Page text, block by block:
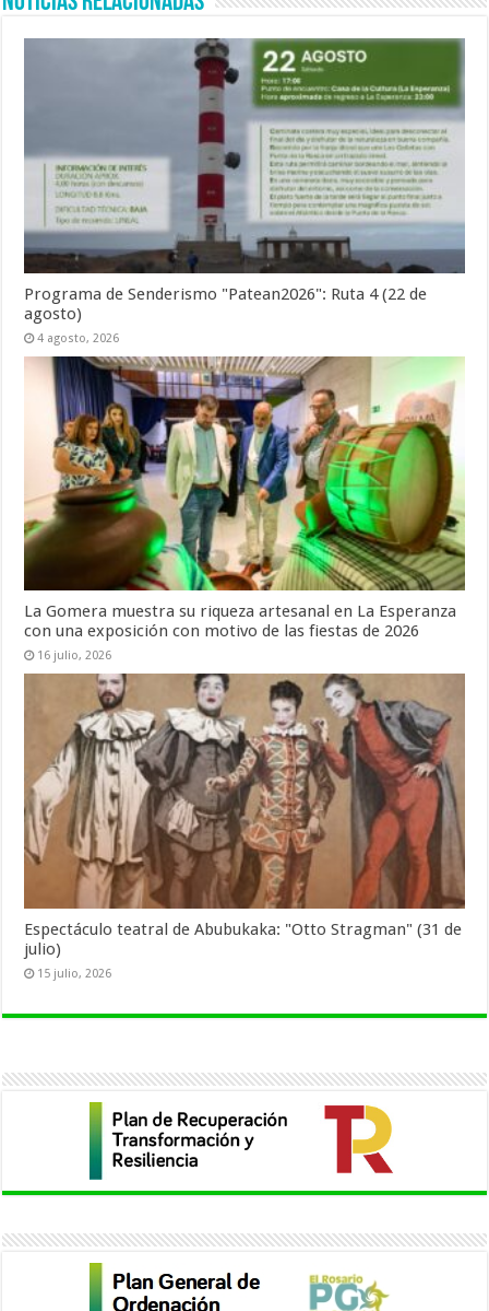
Programa de Senderismo "Patean2026": Ruta 4 (22 de
agosto)
4 agosto, 2026
La Gomera muestra su riqueza artesanal en La Esperanza
con una exposición con motivo de las fiestas de 2026
16 julio, 2026
Espectáculo teatral de Abubukaka: "Otto Stragman" (31 de
julio)
15 julio, 2026